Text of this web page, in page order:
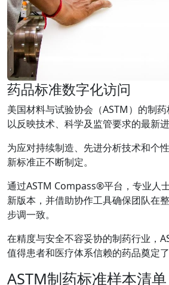
药品标准数字化访问
美国材料与试验协会（ASTM）的制药
以反映技术、科学及监管要求的最新进
为应对持续制造、先进分析技术和个
新标准正不断制定。
通过ASTM Compass®平台，专业人
新版本，并借助协作工具确保团队在
步调一致。
在精度与安全不容妥协的制药行业，
值得患者和医疗体系信赖的药品奠定了
ASTM制药标准样本清单